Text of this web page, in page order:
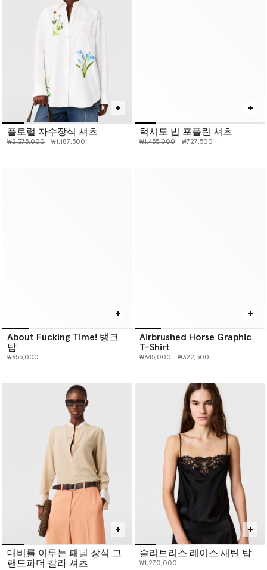
플로럴 자수장식 셔츠
인하 전 가격:
₩2,375,000인하된 가격:
₩1,187,500
턱시도 빕 포플린 셔츠
인하 전 가격:
₩1,455,000인하된 가격:
₩727,500
About Fucking Time! 탱크
탑
₩655,000
Airbrushed Horse Graphic
T-Shirt
인하 전 가격:
₩645,000인하된 가격:
₩322,500
대비를 이루는 패널 장식 그
랜드파더 칼라 셔츠
슬리브리스 레이스 새틴 탑
₩1,270,000